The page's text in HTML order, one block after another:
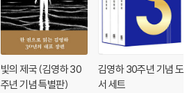
빛의 제국 (김영하 30
주년 기념 특별판)
김영하 30주년 기념 도
서 세트